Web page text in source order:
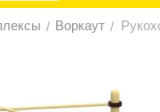
/ Воркаут /